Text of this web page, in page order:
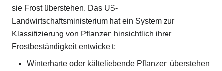
sie Frost überstehen. Das US-
Landwirtschaftsministerium hat ein System zur
Klassifizierung von Pflanzen hinsichtlich ihrer
Frostbeständigkeit entwickelt;
Winterharte oder kälteliebende Pflanzen überstehen